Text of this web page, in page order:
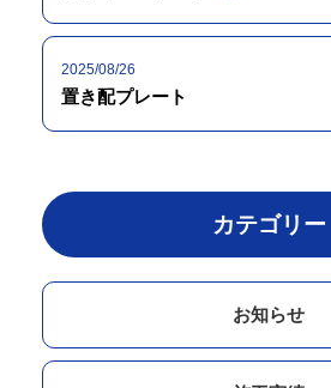
2025/08/26
置き配プレート
カテゴリー
お知らせ